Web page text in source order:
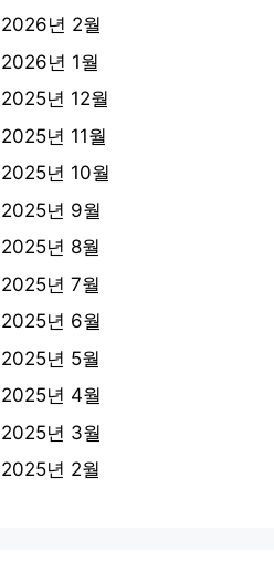
2026년 2월
2026년 1월
2025년 12월
2025년 11월
2025년 10월
2025년 9월
2025년 8월
2025년 7월
2025년 6월
2025년 5월
2025년 4월
2025년 3월
2025년 2월